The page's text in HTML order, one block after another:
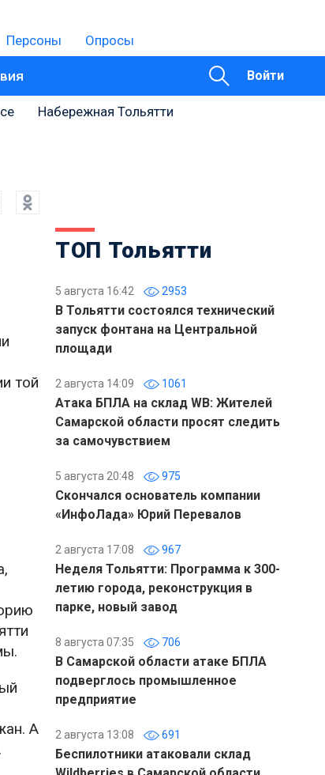
Персоны Опросы
Войти
Набережная Тольятти
той
А
ТОП Тольятти
5 августа 16:42 2953
В Тольятти состоялся технический
запуск фонтана на Центральной
площади
2 августа 14:09 1061
Атака БПЛА на склад WB: Жителей
Самарской области просят следить
за самочувствием
5 августа 20:48 975
Скончался основатель компании
«ИнфоЛада» Юрий Перевалов
2 августа 17:08 967
Неделя Тольятти: Программа к 300-
летию города, реконструкция в
парке, новый завод
8 августа 07:35 706
В Самарской области атаке БПЛА
подверглось промышленное
предприятие
2 августа 13:08 691
Беспилотники атаковали склад